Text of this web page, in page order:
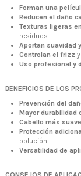
Forman una
Reducen el daño
Texturas ligeras
residuos.
Aportan suavidad
Controlan el frizz
Uso profesional y
BENEFICIOS DE LOS
Prevención del
Mayor durabilidad
Cabello más
Protección
polución.
Versatilidad de